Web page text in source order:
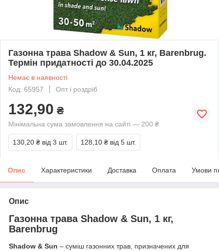
Газонна трава Shadow & Sun, 1 кг, Barenbrug.
Термін придатності до 30.04.2025
Немає в наявності
Код: 65957
Опт і роздріб
132,90 ₴
Мінімальна сума замовлення на сайті — 200 ₴
130,20 ₴ від 3 шт. 128,10 ₴ від 5 шт.
Опис Характеристики Доставка Оплата Умови
Опис
Газонна трава Shadow & Sun, 1 кг,
Barenbrug
Shadow & Sun – суміш газонних трав, призначених для